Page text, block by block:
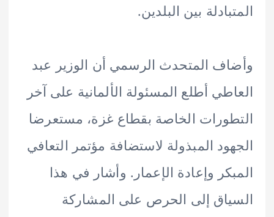
بين البلدين.
المتحدث الرسمي أن الوزير عبد
أطلع المسئولة الألمانية على آخر
الخاصة بقطاع غزة، مستعرضا
المبذولة لاستضافة مؤتمر التعافي
وإعادة الإعمار. وأشار في هذا
إلى الحرص على المشاركة